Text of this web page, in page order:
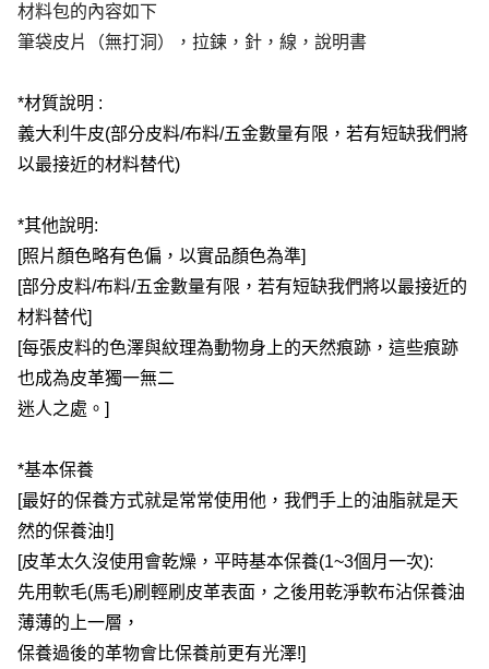
材料包的內容如下
筆袋皮片（無打洞），拉鍊，針，線，說明書
*材質說明 :
義大利牛皮(部分皮料/布料/五金數量有限，若有短缺我們將
以最接近的材料替代)
*其他說明:
[照片顏色略有色偏，以實品顏色為準]
[部分皮料/布料/五金數量有限，若有短缺我們將以最接近的
材料替代]
[每張皮料的色澤與紋理為動物身上的天然痕跡，這些痕跡
也成為皮革獨一無二
迷人之處。]
*基本保養
[最好的保養方式就是常常使用他，我們手上的油脂就是天
然的保養油!]
[皮革太久沒使用會乾燥，平時基本保養(1~3個月一次):
先用軟毛(馬毛)刷輕刷皮革表面，之後用乾淨軟布沾保養油
薄薄的上一層，
保養過後的革物會比保養前更有光澤!]